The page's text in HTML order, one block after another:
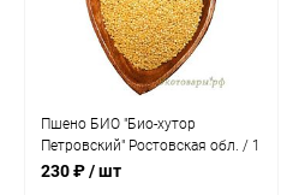
Пшено БИО "Био-хутор
Петровский" Ростовская обл. / 1
кг
230 ₽/ шт